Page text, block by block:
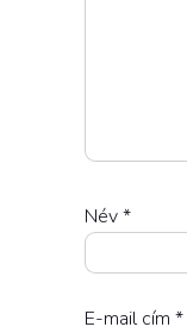
Név*
E-mail cím *